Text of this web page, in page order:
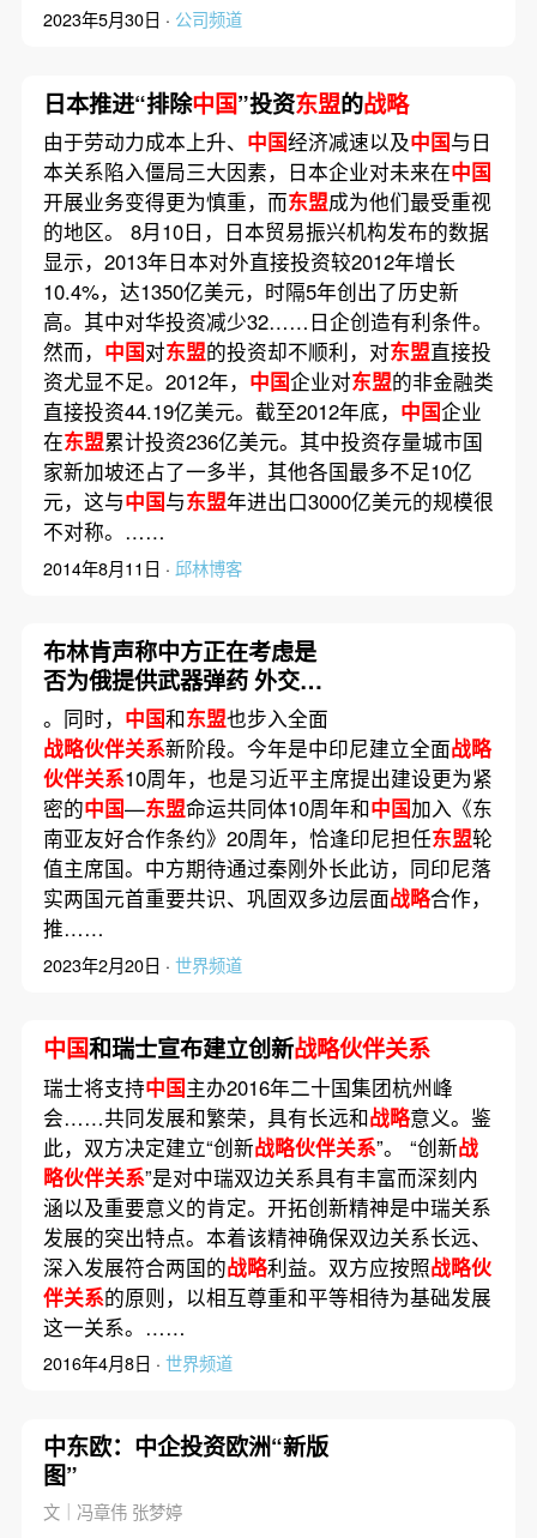
2023年5月30日 · 公司频道
日本推进“排除中国”投资东盟的战略
由于劳动力成本上升、 中国经济减速以及中国与日
本关系陷入僵局三大因素，日本企业对未来在中国
开展业务变得更为慎重，而东盟成为他们最受重视
的地区。 8月10日，日本贸易振兴机构发布的数据
显示，2013年日本对外直接投资较2012年增长
10.4%，达1350亿美元，时隔5年创出了历史新
高。其中对华投资减少32……日企创造有利条件。
然而， 中国对东盟的投资却不顺利，对东盟直接投
资尤显不足。2012年， 中国企业对东盟的非金融类
直接投资44.19亿美元。截至2012年底， 中国企业
在东盟累计投资236亿美元。其中投资存量城市国
家新加坡还占了一多半，其他各国最多不足10亿
元，这与中国与东盟年进出口3000亿美元的规模很
不对称。……
2014年8月11日 · 邱林博客
布林肯声称中方正在考虑是
否为俄提供武器弹药 外交部
回应
。同时， 中国和东盟也步入全面
战略伙伴关系新阶段。今年是中印尼建立全面战略
伙伴关系10周年，也是习近平主席提出建设更为紧
密的中国—东盟命运共同体10周年和中国加入《东
南亚友好合作条约》20周年，恰逢印尼担任东盟轮
值主席国。中方期待通过秦刚外长此访，同印尼落
实两国元首重要共识、巩固双多边层面战略合作，
推……
2023年2月20日 · 世界频道
中国和瑞士宣布建立创新战略伙伴关系
瑞士将支持中国主办2016年二十国集团杭州峰
会……共同发展和繁荣，具有长远和战略意义。鉴
此，双方决定建立“创新战略伙伴关系”。 “创新战
略伙伴关系”是对中瑞双边关系具有丰富而深刻内
涵以及重要意义的肯定。开拓创新精神是中瑞关系
发展的突出特点。本着该精神确保双边关系长远、
深入发展符合两国的战略利益。双方应按照战略伙
伴关系的原则，以相互尊重和平等相待为基础发展
这一关系。……
2016年4月8日 · 世界频道
中东欧：中企投资欧洲“新版
图”
文｜冯章伟 张梦婷